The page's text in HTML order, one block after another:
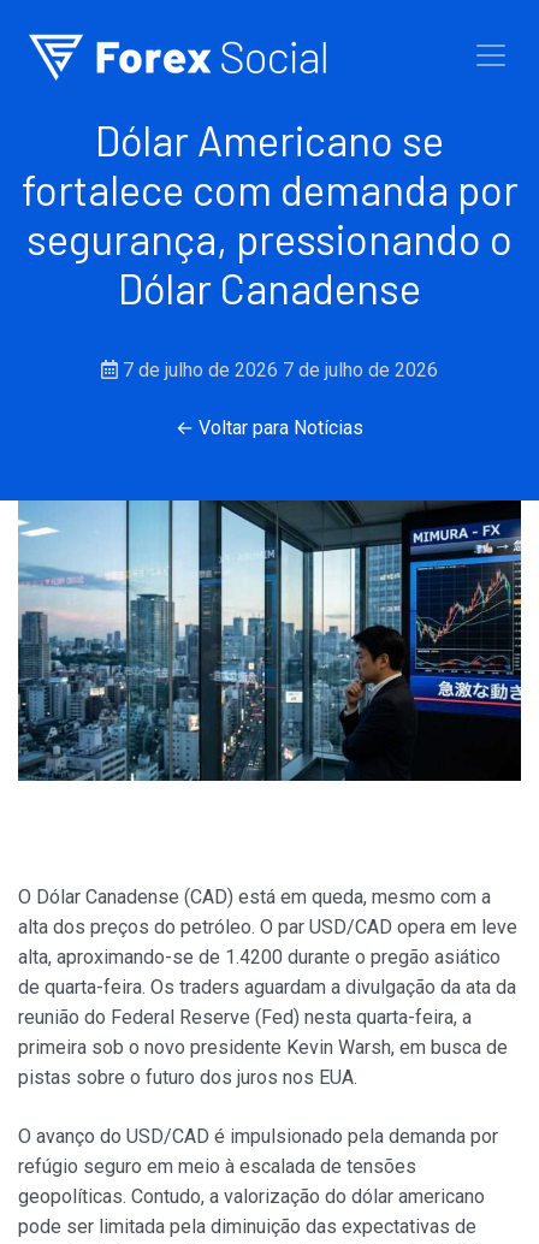
Dólar Americano se
fortalece com demanda por
segurança, pressionando o
Dólar Canadense
7 de julho de 2026 7 de julho de 2026
← Voltar para Notícias
O Dólar Canadense (CAD) está em queda, mesmo com a
alta dos preços do petróleo. O par USD/CAD opera em leve
alta, aproximando-se de 1.4200 durante o pregão asiático
de quarta-feira. Os traders aguardam a divulgação da ata da
reunião do Federal Reserve (Fed) nesta quarta-feira, a
primeira sob o novo presidente Kevin Warsh, em busca de
pistas sobre o futuro dos juros nos EUA.
O avanço do USD/CAD é impulsionado pela demanda por
refúgio seguro em meio à escalada de tensões
geopolíticas. Contudo, a valorização do dólar americano
pode ser limitada pela diminuição das expectativas de